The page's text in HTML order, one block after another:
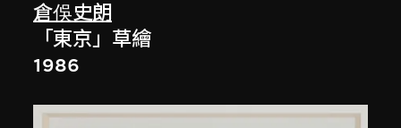
倉俁史朗
「東京」草繪
1986